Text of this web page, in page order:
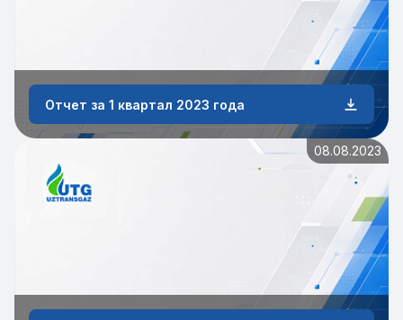
Отчет за 1 квартал 2023 года
08.08.2023